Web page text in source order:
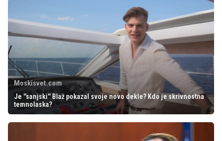
Moskisvet.com
Je ''sanjski'' Blaž pokazal svoje novo dekle? Kdo je skrivnostna
temnolaska?